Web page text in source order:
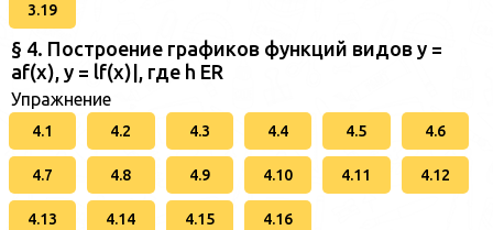
3.19
§ 4. Построение графиков функций видов у =
af(x), у = lf(x)|, где h ER
Упражнение
4.1 4.2 4.3 4.4 4.5 4.6
4.7 4.8 4.9 4.10 4.11 4.12
4.13 4.14 4.15 4.16